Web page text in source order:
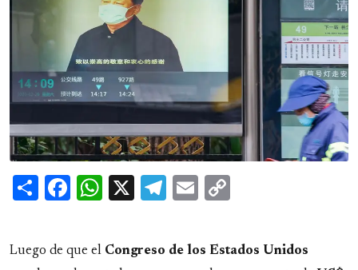
ShareFacebook
WhatsApp
X Telegram
Email
Luego de que el Congreso de los Estados Unidos